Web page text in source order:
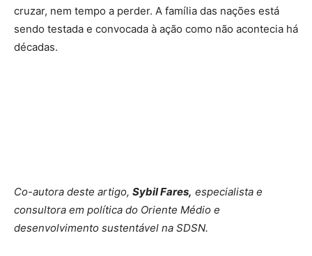
cruzar, nem tempo a perder. A família das nações está
sendo testada e convocada à ação como não acontecia há
décadas.
Co-autora deste artigo, Sybil Fares, especialista e
consultora em política do Oriente Médio e
desenvolvimento sustentável na SDSN.